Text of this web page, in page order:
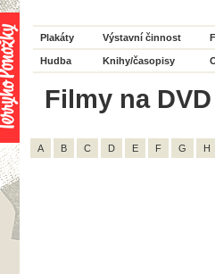
Plakáty Výstavní činnost
Hudba Knihy/časopisy
Filmy na
A B C D E F G H